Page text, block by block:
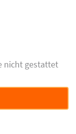
nicht gestattet